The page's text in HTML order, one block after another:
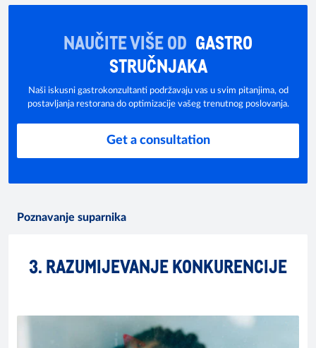
NAUČITE VIŠE OD GASTRO
STRUČNJAKA
Naši iskusni gastrokonzultanti podržavaju vas u svim pitanjima, od
postavljanja restorana do optimizacije vašeg trenutnog poslovanja.
Get a consultation
Poznavanje suparnika
3. RAZUMIJEVANJE KONKURENCIJE